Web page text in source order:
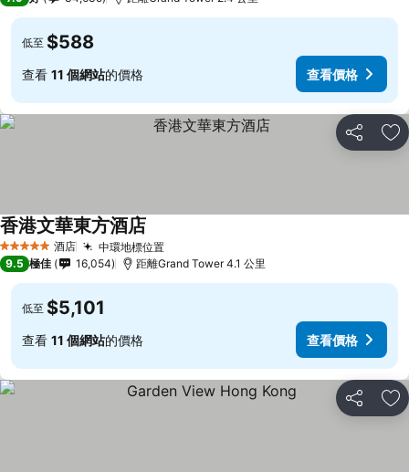
低至 $588
查看 11 個網站的價格 查看價格
分享 放
5 星級 酒店 中環地標位置
香港文華東方酒店
9.5 極佳 16,054 距離Grand Tower 4.1 公里
低至 $5,101
查看 11 個網站的價格 查看價格
分享 放